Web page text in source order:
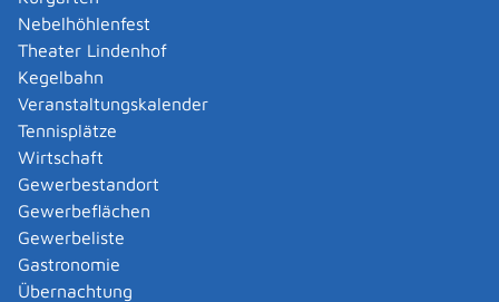
Nebelhöhlenfest
Theater Lindenhof
Kegelbahn
Veranstaltungskalender
Tennisplätze
Wirtschaft
Gewerbestandort
Gewerbeflächen
Gewerbeliste
Gastronomie
Übernachtung
mindestens ein Betriebsbereich nach § 3 Absatz 5a
Bundes-Immissionsschutzgesetz (Störfallbetrieb),
mindestens eine Anlage, die nach § 60 Absatz 3
Satz 1 Nummer 2 oder Nummer 3 des
Wasserhaushaltsgesetzes genehmigungsbedürftig
ist oder
mindestens eine Deponie nach Artikel 10 in
Verbindung mit Anhang I der Richtlinie 2010/75/EU
des Europäischen Parlaments und des Rates vom
24. November 2010 über Industrieemissionen
(integrierte Vermeidung und Verminderung der